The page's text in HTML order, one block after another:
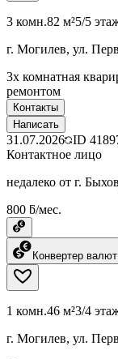
3 комн.82 м²5/5
г. Могилев, ул.
3х комнатная
ремонтом
Контакты
Написать
31.07.2026 ID
Контактное лицо
недалеко от г.
800 ƃ/мес.
Конвертер валют
1 комн.46 м²3/4
г. Могилев, ул.